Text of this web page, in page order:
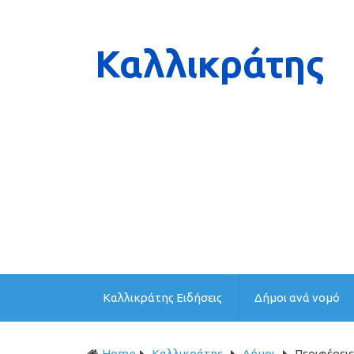
Καλλικράτης Ειδήσεις Δήμοι ανά νομό